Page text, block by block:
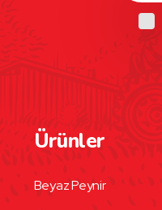
Ürünler
Beyaz Peynir